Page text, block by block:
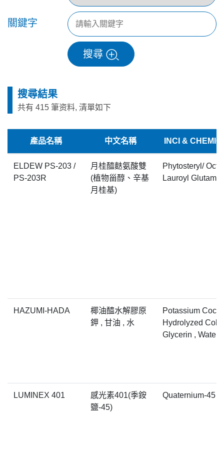
關鍵字
搜尋
搜尋結果
共有 415 筆资料, 清單如下
產品名稱 中文名稱 INCI &
ELDEW PS-203 /
PS-203R
月桂醯麩氨酸雙
(植物甾醇、辛基
月桂基)
Phytosteryl/
Lauroyl
HAZUMI-HADA
椰油醯水解膠原
鉀 , 甘油 , 水
Potassium
Hydrolyzed
Glycerin , Water
LUMINEX 401
感光素401(季銨
鹽-45)
Quaternium-45